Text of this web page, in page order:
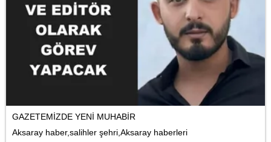
GAZETEMİZDE YENİ MUHABİR
Aksaray haber,salihler şehri,Aksaray haberleri